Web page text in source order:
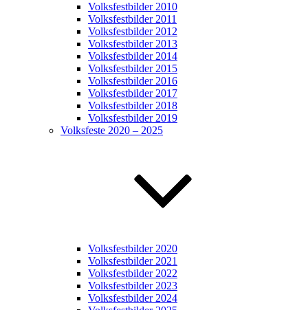
Volksfestbilder 2010
Volksfestbilder 2011
Volksfestbilder 2012
Volksfestbilder 2013
Volksfestbilder 2014
Volksfestbilder 2015
Volksfestbilder 2016
Volksfestbilder 2017
Volksfestbilder 2018
Volksfestbilder 2019
Volksfeste 2020 – 2025
Volksfestbilder 2020
Volksfestbilder 2021
Volksfestbilder 2022
Volksfestbilder 2023
Volksfestbilder 2024